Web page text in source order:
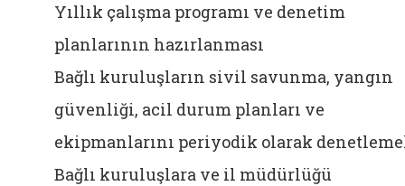
Yıllık çalışma programı ve denetim
planlarının hazırlanması
Bağlı kuruluşların sivil savunma, yangın
güvenliği, acil durum planları ve
ekipmanlarını periyodik olarak
Bağlı kuruluşlara ve il müdürlüğü